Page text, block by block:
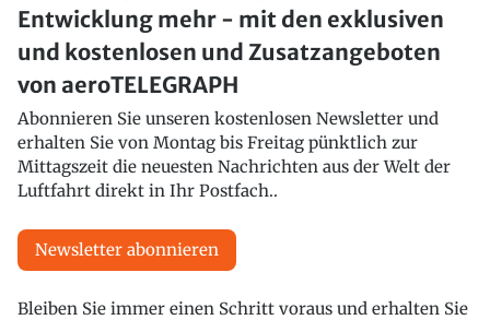
Entwicklung mehr - mit den exklusiven
und kostenlosen und Zusatzangeboten
von aeroTELEGRAPH
Abonnieren Sie unseren kostenlosen Newsletter und
erhalten Sie von Montag bis Freitag pünktlich zur
Mittagszeit die neuesten Nachrichten aus der Welt der
Luftfahrt direkt in Ihr Postfach..
Newsletter abonnieren
Bleiben Sie immer einen Schritt voraus und erhalten Sie